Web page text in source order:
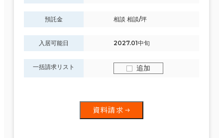
預託金 相談 相談/坪
入居可能日 2027.01中旬
一括請求リスト 追加
資料請求